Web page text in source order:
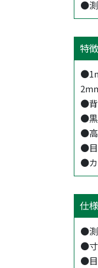
●測
特徴
●背
●黒
●高
●目
●カ
仕様
●測
●
●目